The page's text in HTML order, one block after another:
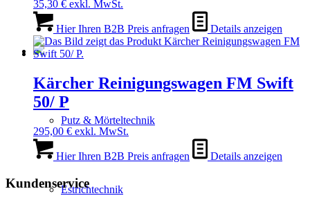
Putz & Mörteltechnik
Estrichtechnik
35,30 € exkl. MwSt.
Hier Ihren B2B Preis anfragen Details anzeigen
Kärcher Reinigungswagen FM Swift
50/ P
295,00 € exkl. MwSt.
Hier Ihren B2B Preis anfragen Details anzeigen
Kundenservice